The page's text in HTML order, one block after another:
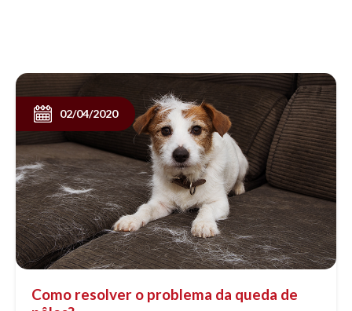
Como resolver o problema da queda de
02/04/2020